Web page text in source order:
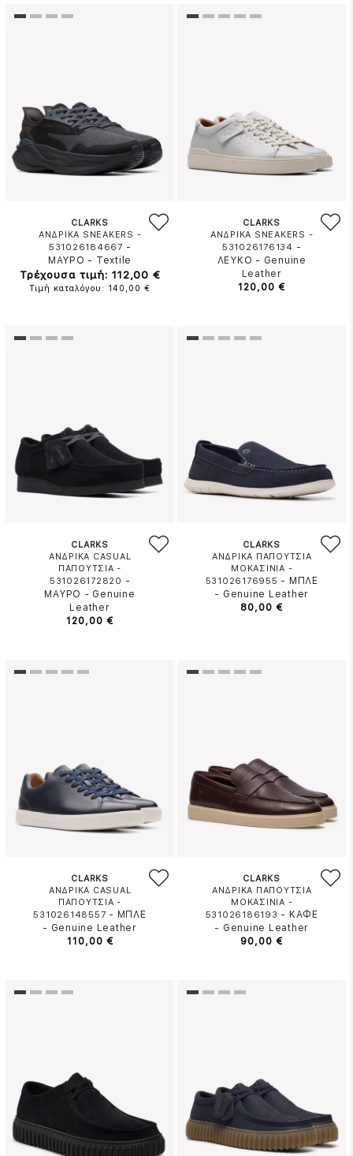
CLARKS
ΑΝΔΡΙΚΑ SNEAKERS -
531026184667 -
ΜΑΥΡΟ - Textile
Τρέχουσα τιμή: 112,00 €
Τιμή καταλόγου: 140,00 €
CLARKS
ΑΝΔΡΙΚΑ SNEAKERS -
531026176134 -
ΛΕΥΚΟ - Genuine
Leather
120,00 €
CLARKS
ΑΝΔΡΙΚΑ CASUAL
ΠΑΠΟΥΤΣΙΑ -
531026172820 -
ΜΑΥΡΟ - Genuine
Leather
120,00 €
CLARKS
ΑΝΔΡΙΚΑ ΠΑΠΟΥΤΣΙΑ
ΜΟΚΑΣΙΝΙΑ -
531026176955 - ΜΠΛΕ
- Genuine Leather
80,00 €
CLARKS
ΑΝΔΡΙΚΑ CASUAL
ΠΑΠΟΥΤΣΙΑ -
531026148557 - ΜΠΛΕ
- Genuine Leather
110,00 €
CLARKS
ΑΝΔΡΙΚΑ ΠΑΠΟΥΤΣΙΑ
ΜΟΚΑΣΙΝΙΑ -
531026186193 - ΚΑΦΕ
- Genuine Leather
90,00 €